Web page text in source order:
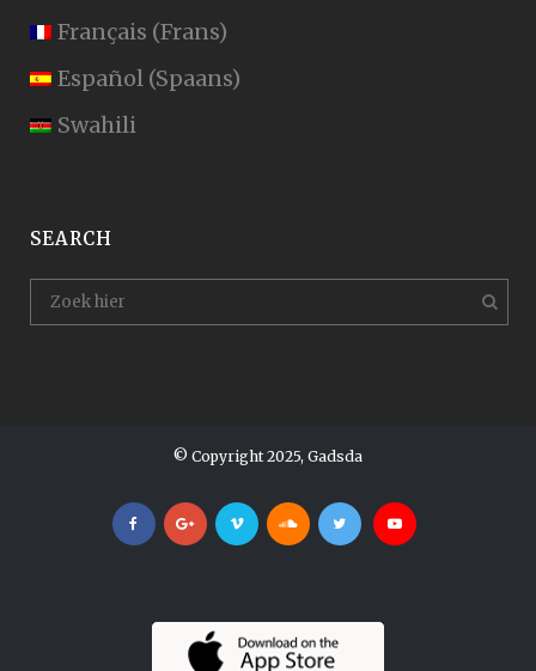
Français (Frans)
Español (Spaans)
Swahili
SEARCH
© Copyright 2025, Gadsda